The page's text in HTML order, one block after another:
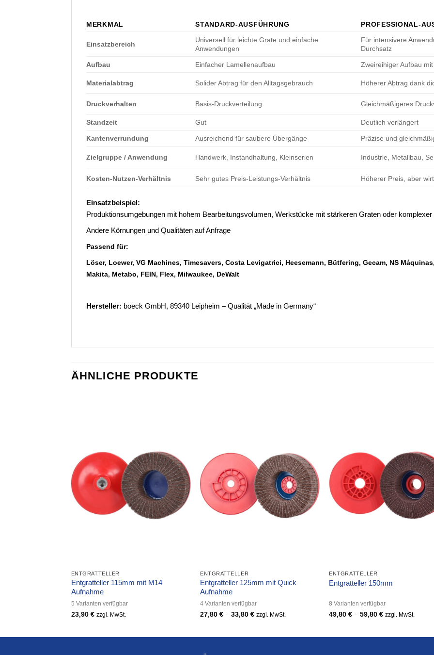
MERKMAL STANDARD-AUSFÜHRUNG PROFESSIONAL-
Einsatzbereich
Universell für leichte Grate und einfache
Anwendungen
Für intensivere
Durchsatz
Aufbau Einfacher Lamellenaufbau Zweireihiger Aufbau
Materialabtrag Solider Abtrag für den Alltagsgebrauch Höherer Abtrag dank
Druckverhalten Basis-Druckverteilung Gleichmäßigeres
Standzeit Gut Deutlich verlängert
Kantenverrundung Ausreichend für saubere Übergänge Präzise und
Zielgruppe / Anwendung Handwerk, Instandhaltung, Kleinserien Industrie, Metallbau,
Kosten-Nutzen-Verhältnis Sehr gutes Preis-Leistungs-Verhältnis Höherer Preis, aber
Einsatzbeispiel:
Produktionsumgebungen mit hohem Bearbeitungsvolumen, Werkstücke mit stärkeren Graten oder
Andere Körnungen und Qualitäten auf Anfrage
Passend für:
Löser, Loewer, VG Machines, Timesavers, Costa Levigatrici, Heesemann, Bütfering, Gecam, NS
Makita, Metabo, FEIN, Flex, Milwaukee, DeWalt
Hersteller: boeck GmbH, 89340 Leipheim – Qualität „Made in Germany“
ÄHNLICHE PRODUKTE
ENTGRATTELLER
Entgratteller 115mm mit M14
Aufnahme
5 Varianten verfügbar
23,90 € zzgl. MwSt.
ENTGRATTELLER
Entgratteller 125mm mit Quick
Aufnahme
4 Varianten verfügbar
27,80€ –33,80€ Preisspanne:
zzgl. MwSt.
ENTGRATTELLER
Entgratteller 150mm
8 Varianten verfügbar
49,80€ –59,80€ Preisspanne:
zzgl. MwSt.